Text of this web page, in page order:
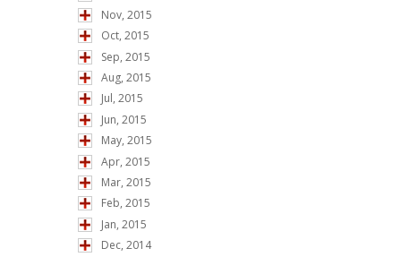
Nov, 2015
Oct, 2015
Sep, 2015
Aug, 2015
Jul, 2015
Jun, 2015
May, 2015
Apr, 2015
Mar, 2015
Feb, 2015
Jan, 2015
Dec, 2014